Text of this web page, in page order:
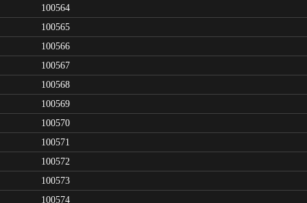
100564
100565
100566
100567
100568
100569
100570
100571
100572
100573
100574